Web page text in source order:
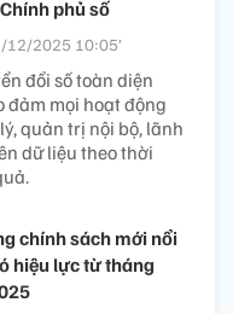
phủ số
12/2025 10:05’
đổi số toàn diện
đảm mọi hoạt động
quản trị nội bộ, lãnh
dữ liệu theo thời
chính sách mới nổi
hiệu lực từ tháng